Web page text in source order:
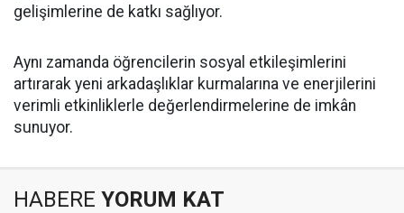
gelişimlerine de katkı sağlıyor.
Aynı zamanda öğrencilerin sosyal etkileşimlerini
artırarak yeni arkadaşlıklar kurmalarına ve enerjilerini
verimli etkinliklerle değerlendirmelerine de imkân
sunuyor.
HABERE YORUM KAT